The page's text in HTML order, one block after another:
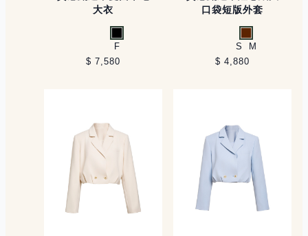
大衣
黑
F
$ 7,580
口袋短版外套
咖啡
S
M
$ 4,880